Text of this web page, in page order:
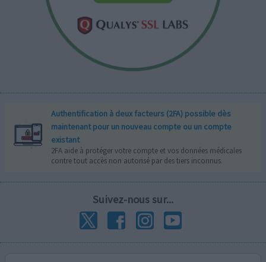
Authentification à deux facteurs (2FA) possible dès
maintenant pour un nouveau compte ou un compte
existant
2FA aide à protéger votre compte et vos données médicales
contre tout accès non autorisé par des tiers inconnus.
Suivez-nous sur...